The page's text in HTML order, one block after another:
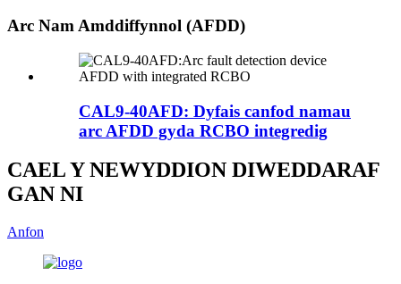
Arc Nam Amddiffynnol (AFDD)
CAL9-40AFD: Dyfais canfod namau
arc AFDD gyda RCBO integredig
CAEL Y NEWYDDION DIWEDDARAF
GAN NI
Anfon